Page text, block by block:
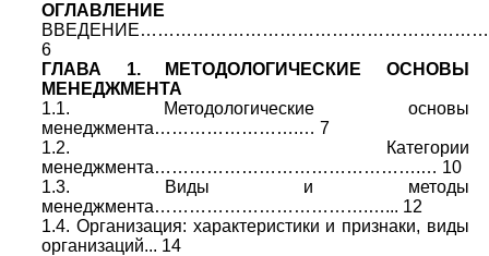
ОГЛАВЛЕНИЕ
6
ГЛАВА 1. МЕТОДОЛОГИЧЕСКИЕ ОСНОВЫ
МЕНЕДЖМЕНТА
1.1. Методологические основы
менеджмента…………………….… 7
1.2. Категории
менеджмента……………………………………….… 10
1.3. Виды и методы
менеджмента……………………………….…... 12
1.4. Организация: характеристики и признаки, виды
организаций... 14